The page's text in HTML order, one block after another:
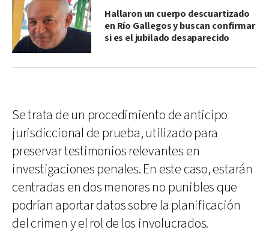
Hallaron un cuerpo descuartizado
en Río Gallegos y buscan confirmar
si es el jubilado desaparecido
Se trata de un procedimiento de anticipo
jurisdiccional de prueba, utilizado para
preservar testimonios relevantes en
investigaciones penales. En este caso, estarán
centradas en dos menores no punibles que
podrían aportar datos sobre la planificación
del crimen y el rol de los involucrados.